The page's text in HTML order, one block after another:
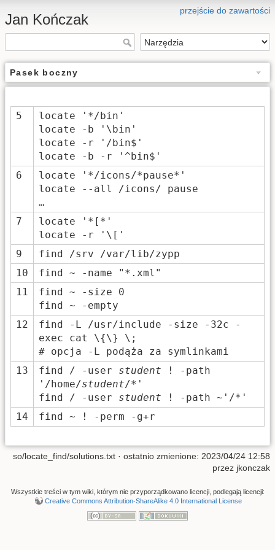
przejście do zawartości
Jan Kończak
Pasek boczny
5
locate '*/bin'
locate -b '\bin'
locate -r '/bin$'
locate -b -r '^bin$'
6
locate '*/icons/*pause*'
locate --all /icons/ pause
…
7
locate '*[*'
locate -r '\['
9
find /srv /var/lib/zypp
10
find ~ -name "*.xml"
11
find ~ -size 0
find ~ -empty
12
find -L /usr/include -size -32c -
exec cat \{\} \;
# opcja -L podąża za symlinkami
13
find / -user student ! -path
'/home/student/*'
find / -user student ! -path ~'/*'
14
find ~ ! -perm -g+r
so/locate_find/solutions.txt · ostatnio zmienione: 2023/04/24 12:58
przez jkonczak
Wszystkie treści w tym wiki, którym nie przyporządkowano licencji, podlegają licencji:
Creative Commons Attribution-ShareAlike 4.0 International License